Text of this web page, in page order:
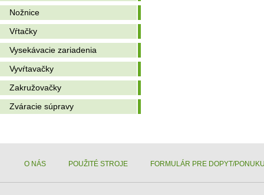
Nožnice
Vŕtačky
Vysekávacie zariadenia
Vyvŕtavačky
Zakružovačky
Zváracie súpravy
O NÁS POUŽITÉ STROJE FORMULÁR PRE DOPYT/